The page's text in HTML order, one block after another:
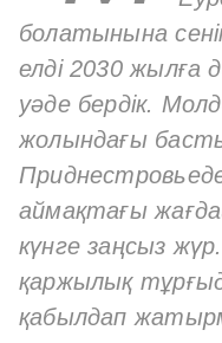
болатынына
елді 2030 жылға
уәде бердік.
жолындағы
аймақтағы
күнге заңсыз
қаржылық
қабылдап